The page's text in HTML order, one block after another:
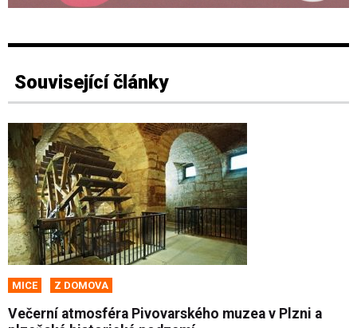
Související články
MICE Z DOMOVA
Večerní atmosféra Pivovarského muzea v Plzni a